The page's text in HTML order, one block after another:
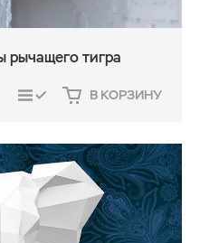
рычащего тигра
СРАВНИТЬ В КОРЗИНУ